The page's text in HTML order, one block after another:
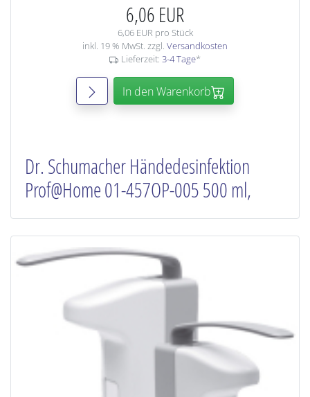
6,06 EUR
6,06 EUR pro Stück
inkl. 19 % MwSt. zzgl. Versandkosten
Lieferzeit: 3-4 Tage*
In den Warenkorb
Dr. Schumacher Händedesinfektion
Prof@Home 01-457OP-005 500 ml,